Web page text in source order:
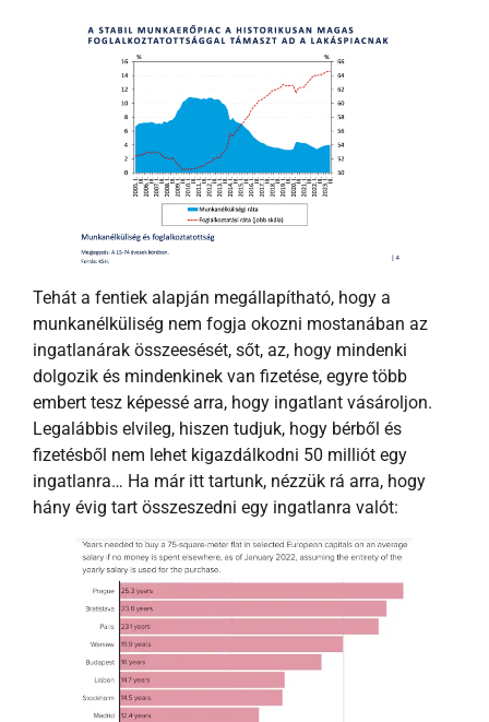
Tehát a fentiek alapján megállapítható, hogy a
munkanélküliség nem fogja okozni mostanában az
ingatlanárak összeesését, sőt, az, hogy mindenki
dolgozik és mindenkinek van fizetése, egyre több
embert tesz képessé arra, hogy ingatlant vásároljon.
Legalábbis elvileg, hiszen tudjuk, hogy bérből és
fizetésből nem lehet kigazdálkodni 50 milliót egy
ingatlanra… Ha már itt tartunk, nézzük rá arra, hogy
hány évig tart összeszedni egy ingatlanra valót: